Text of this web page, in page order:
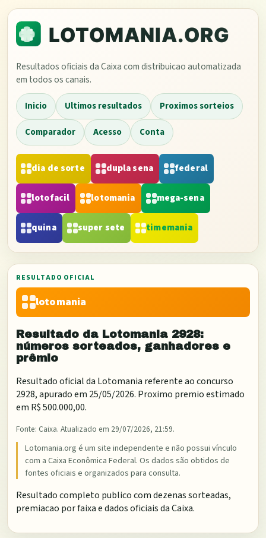
Resultados oficiais da Caixa com distribuicao automatizada
em todos os canais.
Inicio Ultimos resultados Proximos sorteios
Comparador Acesso Conta
dia de sorte dupla sena federal
lotofacil lotomania mega-sena
quina super sete timemania
RESULTADO OFICIAL
lotomania
Resultado da Lotomania 2928:
números sorteados, ganhadores e
prêmio
Resultado oficial da Lotomania referente ao concurso
2928, apurado em 25/05/2026. Proximo premio estimado
em R$ 500.000,00.
Fonte: Caixa. Atualizado em 29/07/2026, 21:59.
Lotomania.org é um site independente e não possui vínculo
com a Caixa Econômica Federal. Os dados são obtidos de
fontes oficiais e organizados para consulta.
Resultado completo publico com dezenas sorteadas,
premiacao por faixa e dados oficiais da Caixa.